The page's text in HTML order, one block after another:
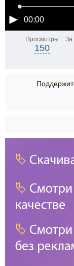
00:00
Просмотры
150
За